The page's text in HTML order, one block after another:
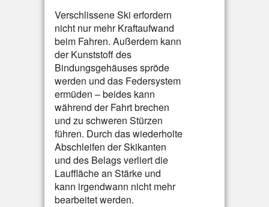
Verschlissene Ski erfordern
nicht nur mehr Kraftaufwand
beim Fahren. Außerdem kann
der Kunststoff des
Bindungsgehäuses spröde
werden und das Federsystem
ermüden – beides kann
während der Fahrt brechen
und zu schweren Stürzen
führen. Durch das wiederholte
Abschleifen der Skikanten
und des Belags verliert die
Lauffläche an Stärke und
kann irgendwann nicht mehr
bearbeitet werden.